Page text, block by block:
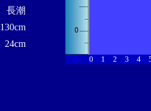
長潮
130cm
24cm
0 1 2 3 4